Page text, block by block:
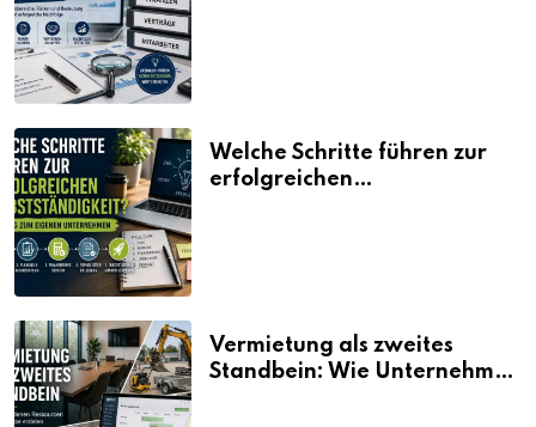
Welche Schritte führen zur
erfolgreichen
Vermietung als zweites
Standbein: Wie Unternehmen